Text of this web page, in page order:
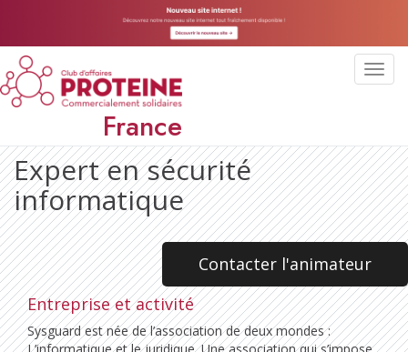
France
Expert en sécurité
informatique
Contacter l'animateur
Entreprise et activité
Sysguard est née de l’association de deux mondes :